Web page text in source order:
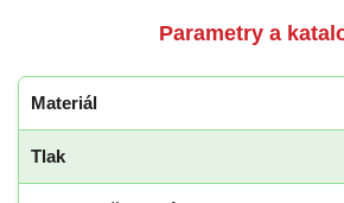
Parametry a
Materiál
Tlak